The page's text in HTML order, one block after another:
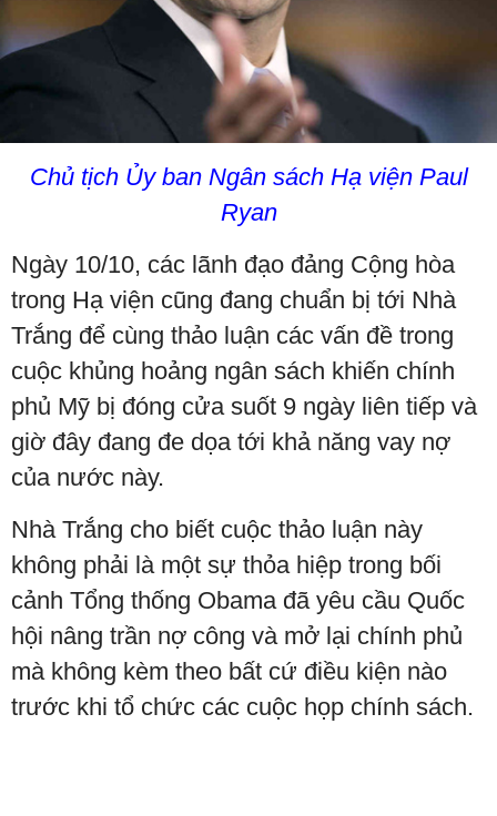
Chủ tịch Ủy ban Ngân sách Hạ viện Paul
Ryan
Ngày 10/10, các lãnh đạo đảng Cộng hòa
trong Hạ viện cũng đang chuẩn bị tới Nhà
Trắng để cùng thảo luận các vấn đề trong
cuộc khủng hoảng ngân sách khiến chính
phủ Mỹ bị đóng cửa suốt 9 ngày liên tiếp và
giờ đây đang đe dọa tới khả năng vay nợ
của nước này.
Nhà Trắng cho biết cuộc thảo luận này
không phải là một sự thỏa hiệp trong bối
cảnh Tổng thống Obama đã yêu cầu Quốc
hội nâng trần nợ công và mở lại chính phủ
mà không kèm theo bất cứ điều kiện nào
trước khi tổ chức các cuộc họp chính sách.